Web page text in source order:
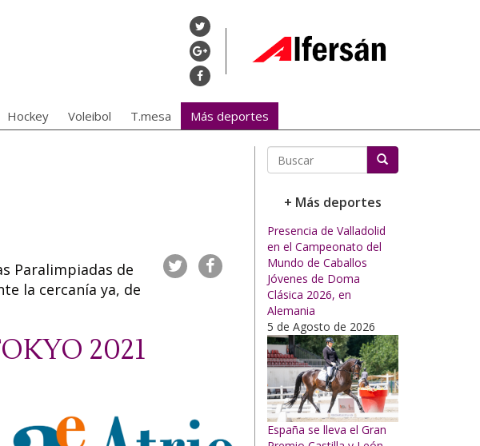
Hockey Voleibol T.mesa Más deportes
Paralimpiadas de
la cercanía ya, de
2021
+ Más deportes
Presencia de Valladolid
en el Campeonato del
Mundo de Caballos
Jóvenes de Doma
Clásica 2026, en
Alemania
5 de Agosto de 2026
España se lleva el Gran